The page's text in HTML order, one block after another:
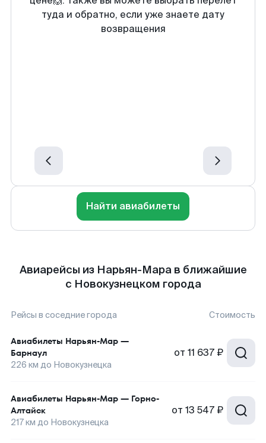
туда и обратно, если уже знаете дату
возвращения
Найти авиабилеты
Авиарейсы из Нарьян-Мара в ближайшие
с Новокузнецком города
Рейсы в соседние города Стоимость
Авиабилеты Нарьян-Мар —
Барнаул
226 км до Новокузнецка
от 11 637 ₽
Авиабилеты Нарьян-Мар — Горно-
Алтайск
217км до Новокузнецка
от 13 547 ₽